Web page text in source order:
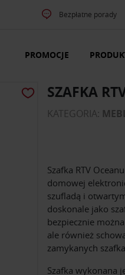
Bezpłatne porady
PROMOCJE
SZAFKA
KATEGORIA:
Szafka RTV
domowej
szufladą i
doskonale jako
bezpiecznie
ale również
zamykanych
Szafka wykonana